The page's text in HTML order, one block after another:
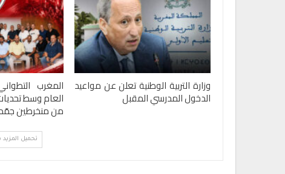
وزارة التربية الوطنية تعلن عن مواعيد
الدخول المدرسي المقبل
المغرب
العام وسط
من منخرطين
تحميل